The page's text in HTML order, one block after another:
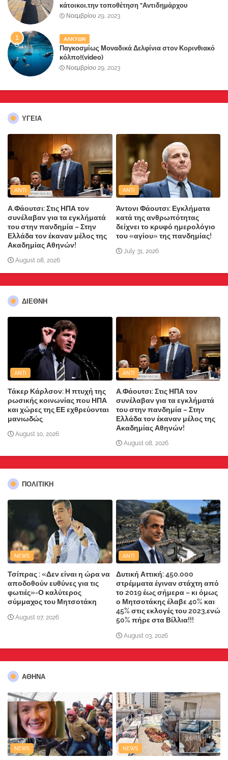
κάτοικοι,την τοποθέτηση "Αντιδημάρχου
Παραλιακής Ζώνης" στο Δήμο Μάνδρας-Ειδυλλίας!
Νοεμβρίου 29, 2023
ΑΛΚΥΩΝ
Παγκοσμίως Μοναδικά Δελφίνια στον Κορινθιακό
κόλπο!(video)
Νοεμβρίου 29, 2023
ΥΓΕΙΑ
ANTI
Α.Φάουτσι: Στις ΗΠΑ τον
συνέλαβαν για τα εγκλήματά
του στην πανδημία – Στην
Ελλάδα τον έκαναν μέλος της
Ακαδημίας Αθηνών!
August 08, 2026
ANTI
Άντονι Φάουτσι: Εγκλήματα
κατά της ανθρωπότητας
δείχνει το κρυφό ημερολόγιο
του «αγίου» της πανδημίας!
July 31, 2026
ΔΙΕΘΝΗ
ANTI
Τάκερ Κάρλσον: Η πτυχή της
ρωσικής κοινωνίας που ΗΠΑ
και χώρες της ΕΕ εχθρεύονται
μανιωδώς
August 10, 2026
ANTI
Α.Φάουτσι: Στις ΗΠΑ τον
συνέλαβαν για τα εγκλήματά
του στην πανδημία – Στην
Ελλάδα τον έκαναν μέλος της
Ακαδημίας Αθηνών!
August 08, 2026
ΠΟΛΙΤΙΚΗ
NEWS
Τσίπρας : «Δεν είναι η ώρα να
αποδοθούν ευθύνες για τις
φωτιές»-Ο καλύτερος
σύμμαχος του Μητσοτάκη
August 07, 2026
ANTI
Δυτική Αττική: 450.000
στρέμματα έγιναν στάχτη από
το 2019 έως σήμερα – κι όμως
ο Μητσοτάκης έλαβε 40% και
45% στις εκλογές του 2023,ενώ
50% πήρε στα Βίλλια!!!
August 03, 2026
ΑΘΗΝΑ
NEWS NEWS